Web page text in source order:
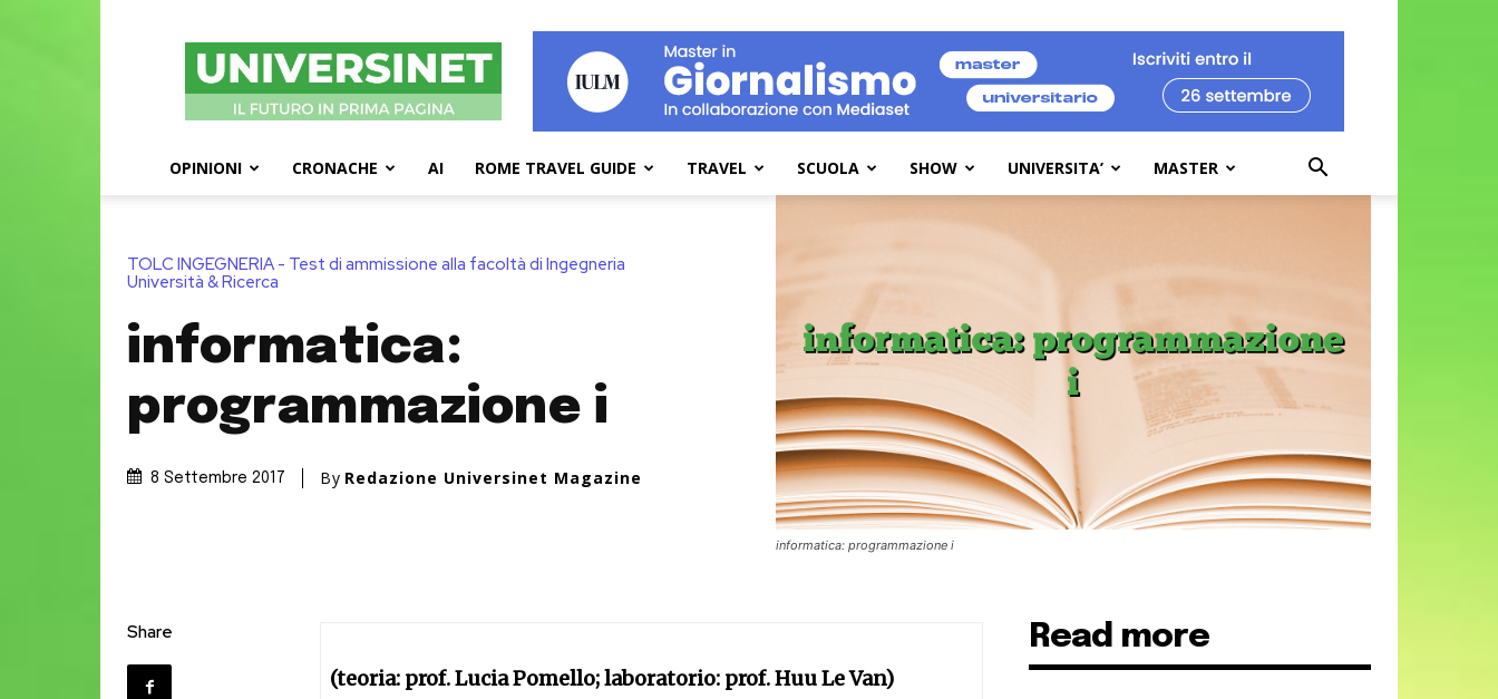
UniversiNet
Magazine
OPINIONI CRONACHE AI ROME TRAVEL GUIDE TRAVEL SCUOLA SHOW UNIVERSITA’ MASTER
TOLC INGEGNERIA - Test di ammissione alla facoltà di Ingegneria
Università & Ricerca
informatica:
programmazione i
8 Settembre 2017 By Redazione Universinet Magazine
informatica: programmazione i
Share
(teoria: prof. Lucia Pomello; laboratorio: prof. Huu Le Van)
Read more